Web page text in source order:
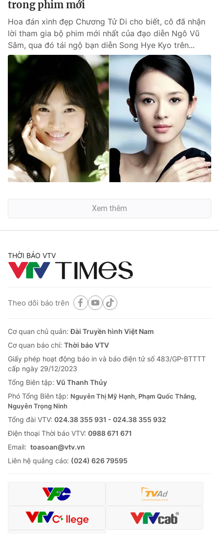
trong phim mới
Hoa đán xinh đẹp Chương Tử Di cho biết, cô đã nhận
lời tham gia bộ phim mới nhất của đạo diễn Ngô Vũ
Sâm, qua đó tái ngộ bạn diễn Song Hye Kyo trên...
Xem thêm
THỜI BÁO VTV
Theo dõi báo trên
Cơ quan chủ quản:Đài Truyền hình Việt Nam
Cơ quan báo chí: Thời báo VTV
Giấy phép hoạt động báo in và báo điện tử số 483/GP-BTTTT
cấp ngày 29/12/2023
Tổng Biên tập: Vũ Thanh Thủy
Phó Tổng Biên tập: Nguyễn Thị Mỹ Hạnh, Phạm Quốc Thắng,
Nguyễn Trọng Ninh
Tổng đài VTV: 024.38 355 931 - 024.38 355 932
Ðiện thoại Thời báo VTV: 0988 671 671
Email: toasoan@vtv.vn
Liên hệ quảng cáo: (024) 626 79595